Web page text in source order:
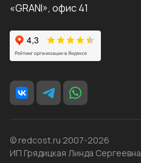
«GRANI», офис 41
© redcost.ru 2007-2026
ИП Грядицкая Линда Сергеевна